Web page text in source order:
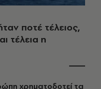
ποτέ τέλειος,
τέλεια η
χρηματοδοτεί τα